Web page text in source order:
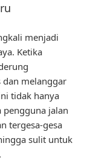
menjadi
Ketika
melanggar
tidak hanya
jalan
tergesa-gesa
sulit untuk